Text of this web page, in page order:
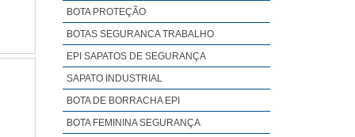
é
BOTA PROTEÇÃO
BOTAS SEGURANCA TRABALHO
EPI SAPATOS DE SEGURANÇA
SAPATO INDUSTRIAL
BOTA DE BORRACHA EPI
BOTA FEMININA SEGURANÇA